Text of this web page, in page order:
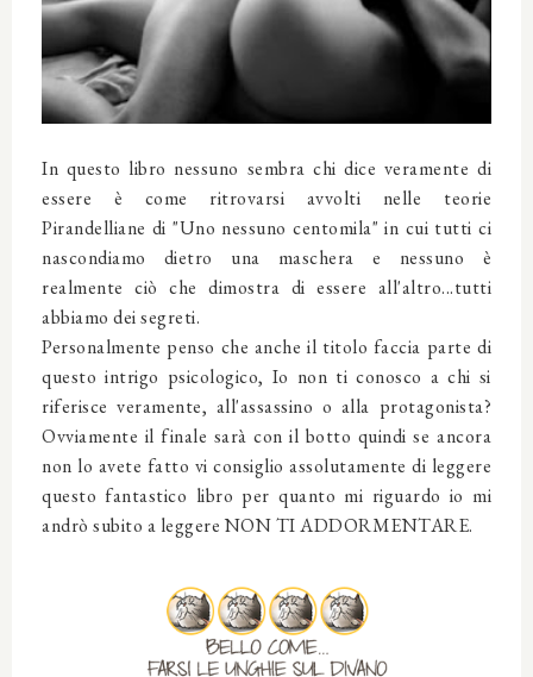
In questo libro nessuno sembra chi dice veramente di
essere è come ritrovarsi avvolti nelle teorie
Pirandelliane di "Uno nessuno centomila" in cui tutti ci
nascondiamo dietro una maschera e nessuno è
realmente ciò che dimostra di essere all'altro...tutti
abbiamo dei segreti.
Personalmente penso che anche il titolo faccia parte di
questo intrigo psicologico, Io non ti conosco a chi si
riferisce veramente, all'assassino o alla protagonista?
Ovviamente il finale sarà con il botto quindi se ancora
non lo avete fatto vi consiglio assolutamente di leggere
questo fantastico libro per quanto mi riguardo io mi
andrò subito a leggere NON TI ADDORMENTARE.